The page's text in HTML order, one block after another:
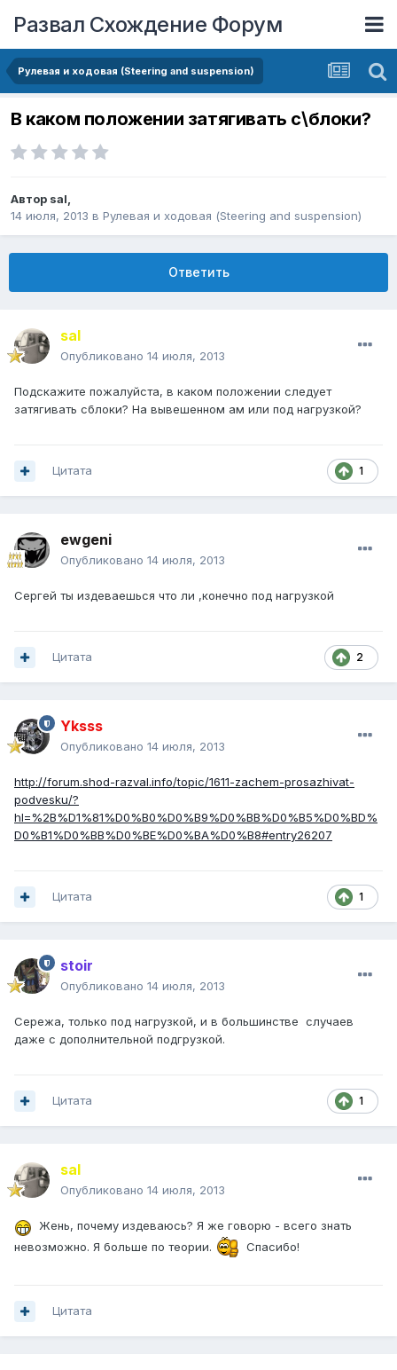
Развал Схождение Форум
Рулевая и ходовая (Steering and suspension)
В каком положении затягивать с\блоки?
Автор saI,
14 июля, 2013 в Рулевая и ходовая (Steering and suspension)
Ответить
saI
Опубликовано 14 июля, 2013
Подскажите пожалуйста, в каком положении следует
затягивать сблоки? На вывешенном ам или под нагрузкой?
1
Цитата
ewgeni
Опубликовано 14 июля, 2013
Сергей ты издеваешься что ли ,конечно под нагрузкой
2
Цитата
Yksss
Опубликовано 14 июля, 2013
http://forum.shod-razval.info/topic/1611-zachem-prosazhivat-
podvesku/?
hl=%2B%D1%81%D0%B0%D0%B9%D0%BB%D0%B5%D0%BD%
D0%B1%D0%BB%D0%BE%D0%BA%D0%B8#entry26207
1
Цитата
stoir
Опубликовано 14 июля, 2013
Сережа, только под нагрузкой, и в большинстве случаев
даже с дополнительной подгрузкой.
1
Цитата
saI
Опубликовано 14 июля, 2013
Жень, почему издеваюсь? Я же говорю - всего знать
невозможно. Я больше по теории.
Спасибо!
Цитата